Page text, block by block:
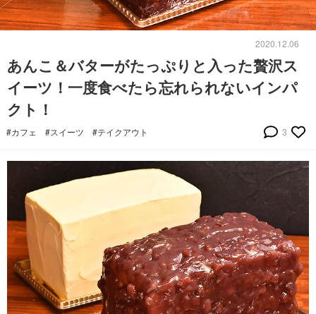
2020.12.06
あんこ＆バターがたっぷりと入った贅沢ス
イーツ！一度食べたら忘れられないインパ
クト！
#カフェ #スイーツ #テイクアウト 3